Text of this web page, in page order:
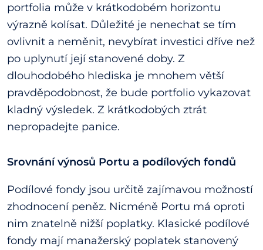
portfolia může v krátkodobém horizontu
výrazně kolísat. Důležité je nenechat se tím
ovlivnit a neměnit, nevybírat investici dříve než
po uplynutí její stanovené doby. Z
dlouhodobého hlediska je mnohem větší
pravděpodobnost, že bude portfolio vykazovat
kladný výsledek. Z krátkodobých ztrát
nepropadejte panice.
Srovnání výnosů Portu a podílových fondů
Podílové fondy jsou určitě zajímavou možností
zhodnocení peněz. Nicméně Portu má oproti
nim znatelně nižší poplatky. Klasické podílové
fondy mají manažerský poplatek stanovený